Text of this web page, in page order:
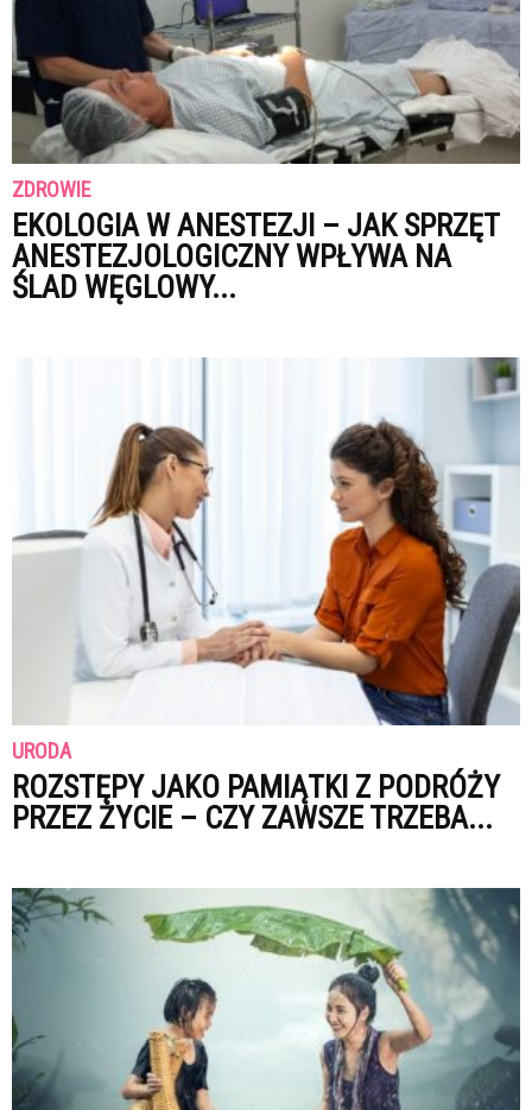
ZDROWIE
EKOLOGIA W ANESTEZJI – JAK SPRZĘT
ANESTEZJOLOGICZNY WPŁYWA NA
ŚLAD WĘGLOWY...
URODA
ROZSTĘPY JAKO PAMIĄTKI Z PODRÓŻY
PRZEZ ŻYCIE – CZY ZAWSZE TRZEBA...